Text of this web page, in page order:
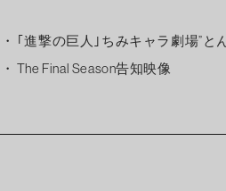
｢進撃の巨人｣ちみキャラ劇場”と
The Final Season告知映像